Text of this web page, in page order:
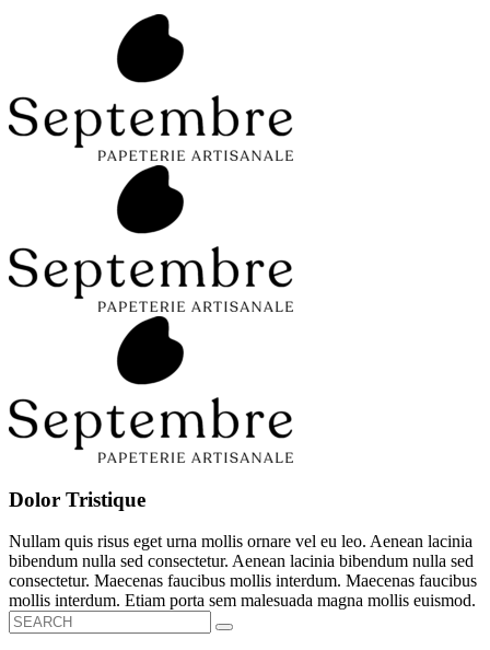
Dolor Tristique
Nullam quis risus eget urna mollis ornare vel eu leo. Aenean lacinia
bibendum nulla sed consectetur. Aenean lacinia bibendum nulla sed
consectetur. Maecenas faucibus mollis interdum. Maecenas faucibus
mollis interdum. Etiam porta sem malesuada magna mollis euismod.